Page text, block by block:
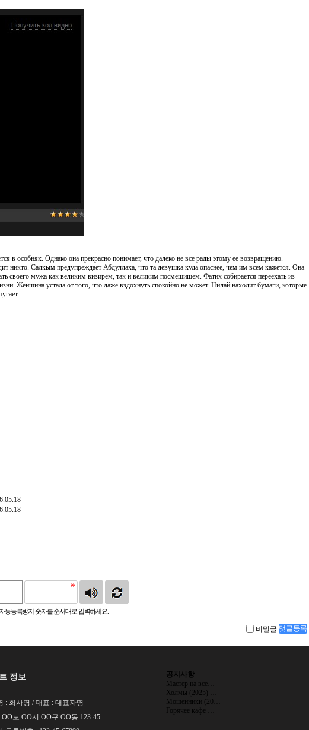
в особняк. Однако она прекрасно понимает, что далеко не все рады этому ее возвращению.
никто. Салкым предупреждает Абдуллаха, что та девушка куда опаснее, чем им всем кажется. Она
своего мужа как великим визирем, так и великим посмешищем. Фатих собирается переехать из
Женщина устала от того, что даже вздохнуть спокойно не может. Нилай находит бумаги, которые
동등록방지 숫자를 순서대로 입력하세요.
비밀글 댓글등록
정보
: 회사명 / 대표 : 대표자명
OO도 OO시 OO구 OO동 123-45
공지사항
Мастер на все…
Холмы (2025) …
Мошенники (20…
Горячее кафе …